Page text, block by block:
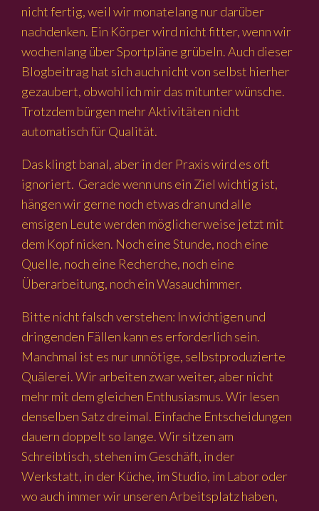
nicht fertig, weil wir monatelang nur darüber
nachdenken. Ein Körper wird nicht fitter, wenn wir
wochenlang über Sportpläne grübeln. Auch dieser
Blogbeitrag hat sich auch nicht von selbst hierher
gezaubert, obwohl ich mir das mitunter wünsche.
Trotzdem bürgen mehr Aktivitäten nicht
automatisch für Qualität.
Das klingt banal, aber in der Praxis wird es oft
ignoriert. Gerade wenn uns ein Ziel wichtig ist,
hängen wir gerne noch etwas dran und alle
emsigen Leute werden möglicherweise jetzt mit
dem Kopf nicken. Noch eine Stunde, noch eine
Quelle, noch eine Recherche, noch eine
Überarbeitung, noch ein Wasauchimmer.
Bitte nicht falsch verstehen: In wichtigen und
dringenden Fällen kann es erforderlich sein.
Manchmal ist es nur unnötige, selbstproduzierte
Quälerei. Wir arbeiten zwar weiter, aber nicht
mehr mit dem gleichen Enthusiasmus. Wir lesen
denselben Satz dreimal. Einfache Entscheidungen
dauern doppelt so lange. Wir sitzen am
Schreibtisch, stehen im Geschäft, in der
Werkstatt, in der Küche, im Studio, im Labor oder
wo auch immer wir unseren Arbeitsplatz haben,